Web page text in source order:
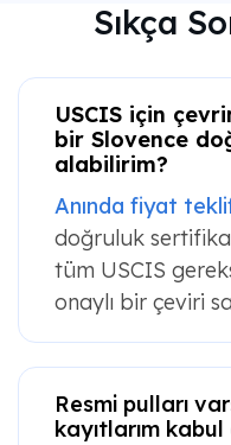
Sıkça
USCIS için
bir Slovence
alabilirim?
Anında fiyat
doğruluk
tüm USCIS
onaylı bir çeviri
Resmi pulları
kayıtlarım